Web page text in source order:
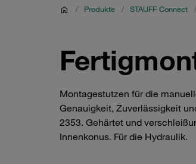
/ Produkte / STAUFF Connect /
Montagestutzen für die
Genauigkeit, Zuverlässigkeit
2353. Gehärtet und
Innenkonus. Für die Hydraulik.